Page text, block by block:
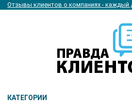
Отзывы клиентов о компаниях - каждый
КАТЕГОРИИ